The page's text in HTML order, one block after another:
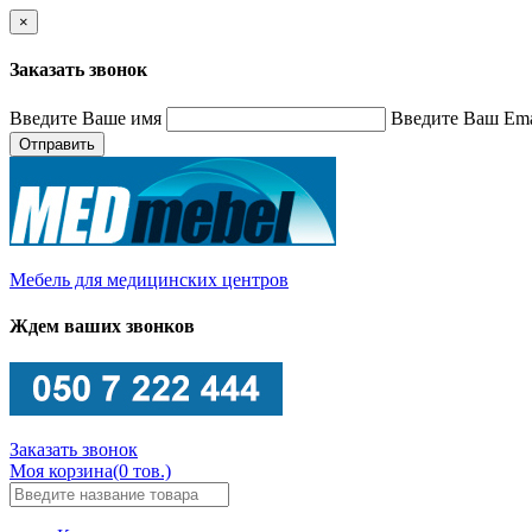
×
Заказать звонок
Введите Ваше имя Введите Ваш
Отправить
Мебель для медицинских центров
Ждем ваших звонков
Заказать звонок
Моя корзина(0 тов.)